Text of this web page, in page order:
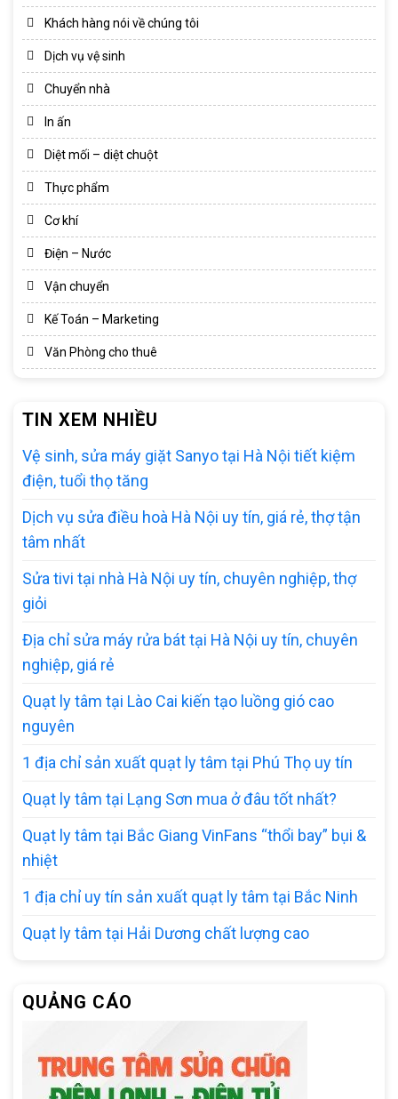
Khách hàng nói về chúng tôi
Dịch vụ vệ sinh
Chuyển nhà
In ấn
Diệt mối – diệt chuột
Thực phẩm
Cơ khí
Điện – Nước
Vận chuyển
Kế Toán – Marketing
Văn Phòng cho thuê
TIN XEM NHIỀU
Vệ sinh, sửa máy giặt Sanyo tại Hà Nội tiết kiệm
điện, tuổi thọ tăng
Dịch vụ sửa điều hoà Hà Nội uy tín, giá rẻ, thợ tận
tâm nhất
Sửa tivi tại nhà Hà Nội uy tín, chuyên nghiệp, thợ
giỏi
Địa chỉ sửa máy rửa bát tại Hà Nội uy tín, chuyên
nghiệp, giá rẻ
Quạt ly tâm tại Lào Cai kiến tạo luồng gió cao
nguyên
1 địa chỉ sản xuất quạt ly tâm tại Phú Thọ uy tín
Quạt ly tâm tại Lạng Sơn mua ở đâu tốt nhất?
Quạt ly tâm tại Bắc Giang VinFans “thổi bay” bụi &
nhiệt
1 địa chỉ uy tín sản xuất quạt ly tâm tại Bắc Ninh
Quạt ly tâm tại Hải Dương chất lượng cao
QUẢNG CÁO